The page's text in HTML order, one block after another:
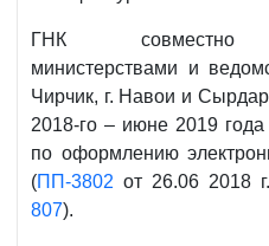
ГНК совместно с
министерствами и
Чирчик, г. Навои и
2018-го – июне 2019
по оформлению
(ПП-3802 от 26.06 2018
807).